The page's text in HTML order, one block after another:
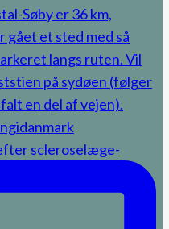
scleroselæge-